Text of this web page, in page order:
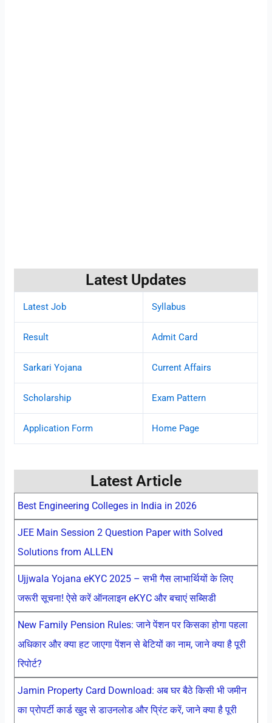
Latest Updates
Latest Job Syllabus
Result Admit Card
Sarkari Yojana Current Affairs
Scholarship Exam Pattern
Application Form Home Page
Latest Article
Best Engineering Colleges in India in 2026
JEE Main Session 2 Question Paper with Solved
Solutions from ALLEN
Ujjwala Yojana eKYC 2025 – सभी गैस लाभार्थियों के लिए
जरूरी सूचना! ऐसे करें ऑनलाइन eKYC और बचाएं सब्सिडी
New Family Pension Rules: जाने पेंशन पर किसका होगा पहला
अधिकार और क्या हट जाएगा पेंशन से बेटियों का नाम, जाने क्या है पूरी
रिपोर्ट?
Jamin Property Card Download: अब घर बैठे किसी भी जमीन
का प्रोपर्टी कार्ड खुद से डाउनलोड और प्रिंट करें, जाने क्या है पूरी